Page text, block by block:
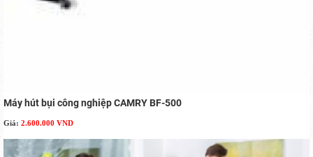
Máy hút bụi công nghiệp CAMRY BF-500
Giá: 2.600.000 VND